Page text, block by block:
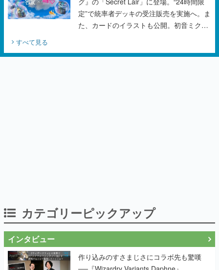
いとうなおき氏、八三氏も参加
すべて見る
作り込みのすさまじさにコラボ先も驚嘆
──『Wizardry Variants Daphne』
もキャラも武器も戦闘システムもワンオフ
で作り込まれた理由を両ディレクターに聞